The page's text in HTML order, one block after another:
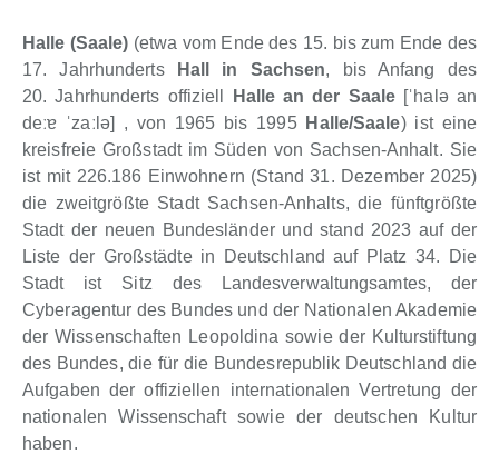
Halle (Saale) (etwa vom Ende des 15. bis zum Ende des
17. Jahrhunderts
Hall in Sachsen, bis Anfang des
20. Jahrhunderts offiziell
Halle an der Saale [ˈhalə an
deːɐ ˈzaːlə] , von 1965 bis 1995 Halle/Saale) ist eine
kreisfreie Großstadt im Süden von Sachsen-Anhalt. Sie
ist mit 226.186 Einwohnern (Stand 31. Dezember 2025)
die zweitgrößte Stadt Sachsen-Anhalts, die fünftgrößte
Stadt der neuen Bundesländer und stand 2023 auf der
Liste der Großstädte in Deutschland auf Platz 34. Die
Stadt ist Sitz des Landesverwaltungsamtes, der
Cyberagentur des Bundes und der Nationalen Akademie
der Wissenschaften Leopoldina sowie der Kulturstiftung
des Bundes, die für die Bundesrepublik Deutschland die
Aufgaben der offiziellen internationalen Vertretung der
nationalen Wissenschaft sowie der deutschen Kultur
haben.